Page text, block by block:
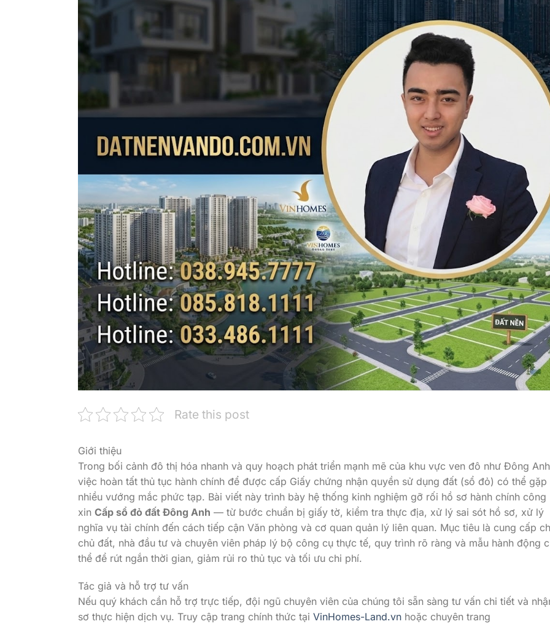
Rate this post
Giới thiệu
Trong bối cảnh đô thị hóa nhanh và quy hoạch phát triển mạnh mẽ của khu vực ven đô như Đông
việc hoàn tất thủ tục hành chính để được cấp Giấy chứng nhận quyền sử dụng đất (sổ đỏ) có thể gặp
nhiều vướng mắc phức tạp. Bài viết này trình bày hệ thống kinh nghiệm gỡ rối hồ sơ hành chính công
xin Cấp sổ đỏ đất Đông Anh — từ bước chuẩn bị giấy tờ, kiểm tra thực địa, xử lý sai sót hồ sơ, xử lý
nghĩa vụ tài chính đến cách tiếp cận Văn phòng và cơ quan quản lý liên quan. Mục tiêu là cung cấp
chủ đất, nhà đầu tư và chuyên viên pháp lý bộ công cụ thực tế, quy trình rõ ràng và mẫu hành động
thể để rút ngắn thời gian, giảm rủi ro thủ tục và tối ưu chi phí.
Tác giả và hỗ trợ tư vấn
Nếu quý khách cần hỗ trợ trực tiếp, đội ngũ chuyên viên của chúng tôi sẵn sàng tư vấn chi tiết và
sơ thực hiện dịch vụ. Truy cập trang chính thức tại VinHomes-Land.vn hoặc chuyên trang